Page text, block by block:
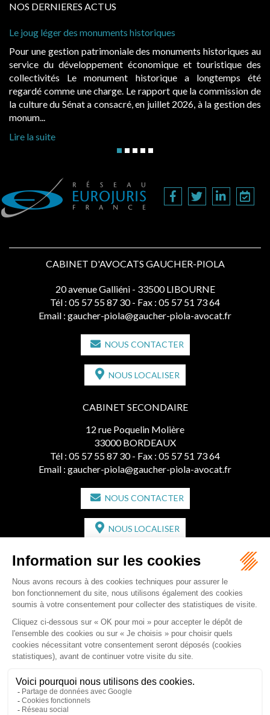
NOS DERNIERES ACTUS
monuments historiques au
et touristique des
a longtemps été
que la commission de
juillet 2026, à la gestion des
Cabines de plage : le juge admet
Evocatrices des bains de mer,
également un beau sujet
public, elles donnent lieu au
d’occupation. Saisies par des
CABINET D'AVOCATS GAUCHER-PIOLA
20 avenue Galliéni - 33500 LIBOURNE
Tél : 05 57 55 87 30 - Fax : 05 57 51 73 64
Email : gaucher-piola@gaucher-piola-avocat.fr
NOUS CONTACTER
NOUS LOCALISER
CABINET SECONDAIRE
12 rue Poquelin Molière
33000 BORDEAUX
Tél : 05 57 55 87 30 - Fax : 05 57 51 73 64
Email : gaucher-piola@gaucher-piola-avocat.fr
NOUS CONTACTER
NOUS LOCALISER
CABINET SECONDAIRE
2 bis Avenue de l'Europe
33350 ST MAGNE-DE-CASTILLON
Tél :05 57 55 87 30 - Fax : 05 57 51 73 64
Email :gaucher-piola@gaucher-piola-avocat.fr
NOUS CONTACTER
NOUS LOCALISER